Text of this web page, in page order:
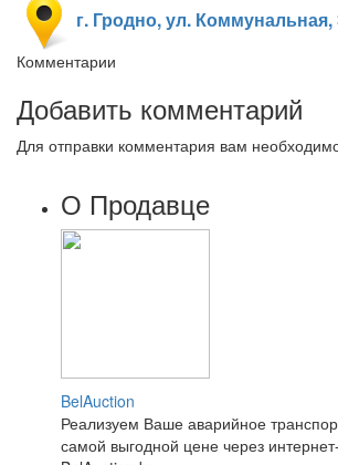
г. Гродно, ул. Коммунальная,
Комментарии
Добавить комментарий
Для отправки комментария вам
О Продавце
BelAuction
Реализуем Ваше аварийное
самой выгодной цене через